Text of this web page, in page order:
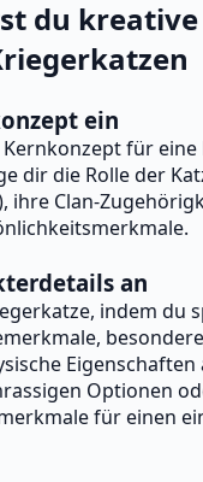
du
ein
für
dir die Rolle der
ihre Clan-
an
indem du
Eigenschaften
Optionen
für einen